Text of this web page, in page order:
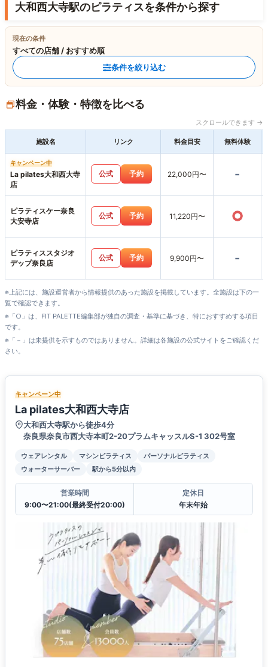
大和西大寺駅のピラティスを条件から探す
現在の条件
すべての店舗 / おすすめ順
条件を絞り込む
料金・体験・特徴を比べる
スクロールできます →
施設名 リンク 料金目安 無料体験
キャンペーン中
La pilates大和西大寺
店
公式 予約 22,000円〜 -
ピラティスケー奈良
大安寺店
公式 予約 11,220円〜 ○
ピラティススタジオ
デップ奈良店
公式 予約 9,900円〜 -
※上記には、施設運営者から情報提供のあった施設を掲載しています。全施設は下の一
覧で確認できます。
※「○」は、FIT PALETTE編集部が独自の調査・基準に基づき、特におすすめする項目
です。
※「－」は未提供を示すものではありません。詳細は各施設の公式サイトをご確認くだ
さい。
キャンペーン中
La pilates大和西大寺店
大和西大寺駅から徒歩4分
奈良県奈良市西大寺本町2-20プラムキャッスルS-1 302号室
ウェアレンタル マシンピラティス
パーソナルピラティス
ウォーターサーバー
駅から5分以内
営業時間
9:00〜21:00(最終受付20:00)
定休日
年末年始